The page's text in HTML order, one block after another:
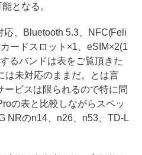
となる。
、Bluetooth 5.3、NFC(Feli
ードスロット×1、eSIM×2(1
るバンドは表をご覧頂きた
は未対応のままだ。とは言
ービスは限られるので特に問
の表と比較しながらスペッ
NRのn14、n26、n53、TD-L